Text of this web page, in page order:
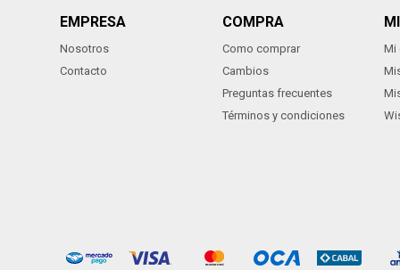
EMPRESA
Nosotros
Contacto
COMPRA
Como comprar
Cambios
Preguntas frecuentes
Términos y condiciones
Mi